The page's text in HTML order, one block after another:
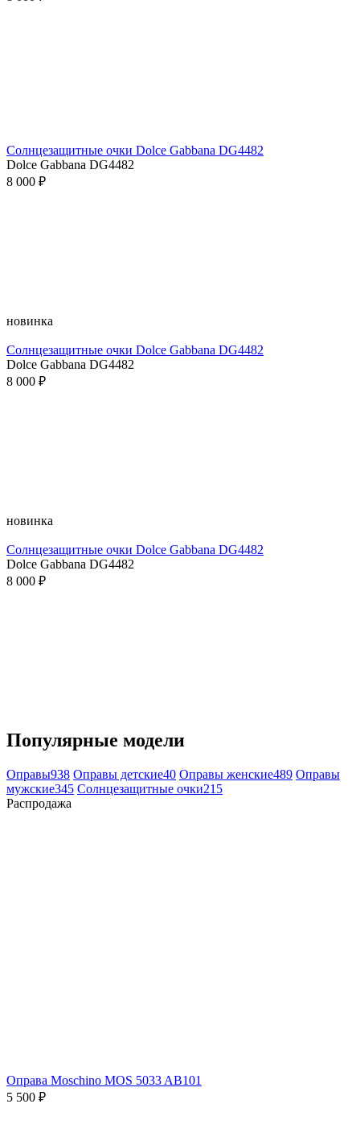
Солнцезащитные очки Dolce Gabbana DG4482
Dolce Gabbana DG4482
8 000 ₽
новинка
Солнцезащитные очки Dolce Gabbana DG4482
Dolce Gabbana DG4482
8 000 ₽
новинка
Солнцезащитные очки Dolce Gabbana DG4482
Dolce Gabbana DG4482
8 000 ₽
Популярные модели
Оправы938 Оправы детские40 Оправы женские489 Оправы
мужские345 Солнцезащитные очки215
Распродажа
Оправа Moschino MOS 5033 AB101
5 500 ₽